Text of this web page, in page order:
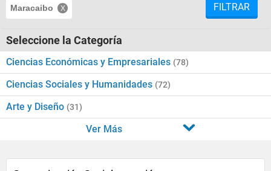
Maracaibo FILTRAR
Seleccione la Categoría
Ciencias Económicas y Empresariales (78)
Ciencias Sociales y Humanidades (72)
Arte y Diseño (31)
Ver Más